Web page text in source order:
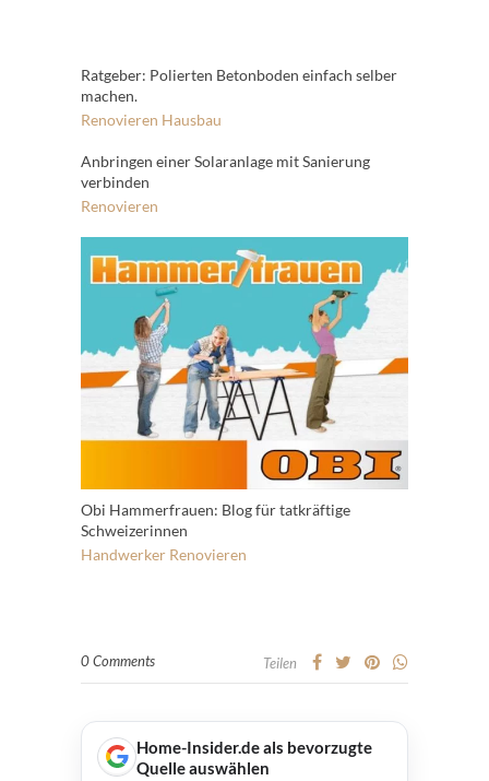
Ratgeber: Polierten Betonboden einfach selber
machen.
Renovieren Hausbau
Anbringen einer Solaranlage mit Sanierung
verbinden
Renovieren
Obi Hammerfrauen: Blog für tatkräftige
Schweizerinnen
Handwerker Renovieren
0 Comments Teilen
Home-Insider.de als bevorzugte
Quelle auswählen